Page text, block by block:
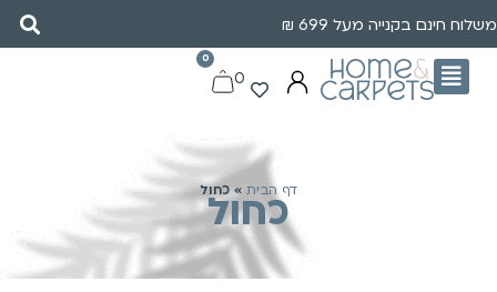
משלוח חינם בקנייה מעל 699 ₪
0
0
דף הבית » כחול
כחול